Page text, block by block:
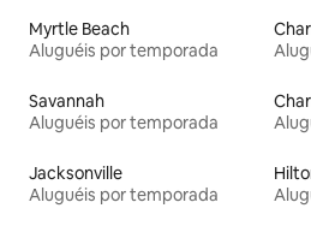
Myrtle Beach
Aluguéis por temporada
Savannah
Aluguéis por temporada
Jacksonville
Aluguéis por temporada